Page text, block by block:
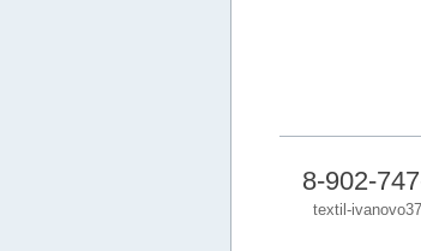
8-902-
textil-